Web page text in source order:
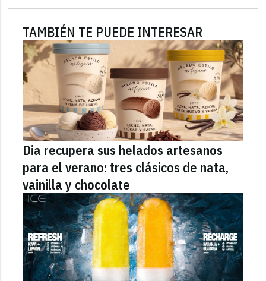
TAMBIÉN TE PUEDE INTERESAR
Dia recupera sus helados artesanos
para el verano: tres clásicos de nata,
vainilla y chocolate